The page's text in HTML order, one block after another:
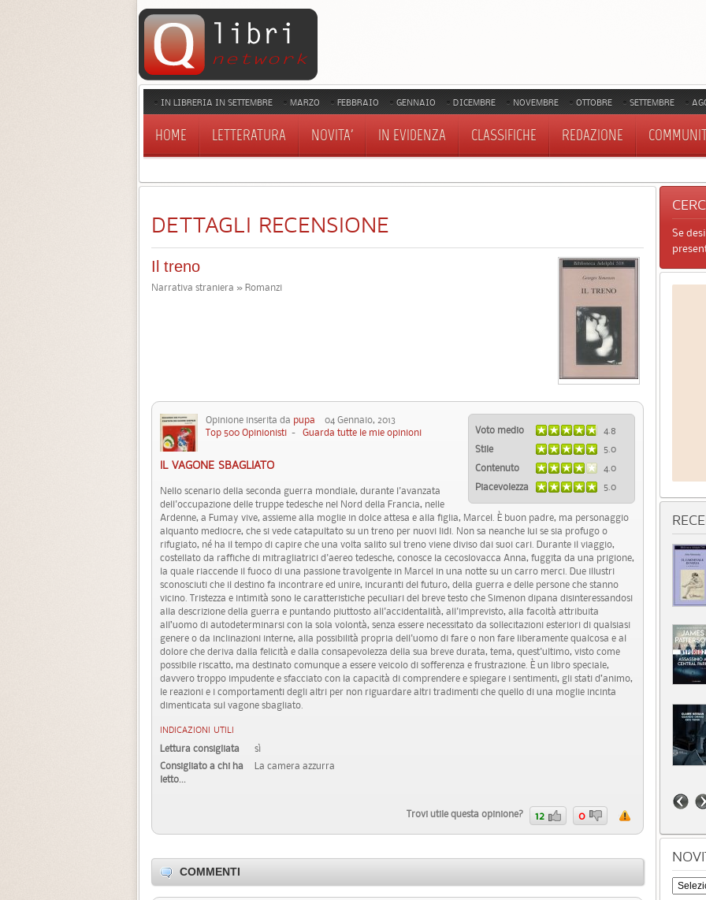
IN LIBRERIA IN SETTEMBRE MARZO FEBBRAIO GENNAIO DICEMBRE NOVEMBRE OTTOBRE SETTEMBRE
HOME LETTERATURA NOVITA' IN EVIDENZA CLASSIFICHE REDAZIONE
DETTAGLI RECENSIONE
Il treno
Narrativa straniera » Romanzi
Voto medio
4.8
Stile
5.0
Contenuto
4.0
Piacevolezza
5.0
Opinione inserita da pupa 04 Gennaio, 2013
Top 500 Opinionisti - Guarda tutte le mie opinioni
IL VAGONE SBAGLIATO
Nello scenario della seconda guerra mondiale, durante l'avanzata
dell'occupazione delle truppe tedesche nel Nord della Francia, nelle
Ardenne, a Fumay vive, assieme alla moglie in dolce attesa e alla figlia, Marcel. È buon padre, ma personaggio
alquanto mediocre, che si vede catapultato su un treno per nuovi lidi. Non sa neanche lui se sia profugo o
rifugiato, né ha il tempo di capire che una volta salito sul treno viene diviso dai suoi cari. Durante il viaggio,
costellato da raffiche di mitragliatrici d'aereo tedesche, conosce la cecoslovacca Anna, fuggita da una prigione,
la quale riaccende il fuoco di una passione travolgente in Marcel in una notte su un carro merci. Due illustri
sconosciuti che il destino fa incontrare ed unire, incuranti del futuro, della guerra e delle persone che stanno
vicino. Tristezza e intimità sono le caratteristiche peculiari del breve testo che Simenon dipana disinteressandosi
alla descrizione della guerra e puntando piuttosto all'accidentalità, all'imprevisto, alla facoltà attribuita
all’uomo di autodeterminarsi con la sola volontà, senza essere necessitato da sollecitazioni esteriori di qualsiasi
genere o da inclinazioni interne, alla possibilità propria dell'uomo di fare o non fare liberamente qualcosa e al
dolore che deriva dalla felicità e dalla consapevolezza della sua breve durata, tema, quest'ultimo, visto come
possibile riscatto, ma destinato comunque a essere veicolo di sofferenza e frustrazione. È un libro speciale,
davvero troppo impudente e sfacciato con la capacità di comprendere e spiegare i sentimenti, gli stati d’animo,
le reazioni e i comportamenti degli altri per non riguardare altri tradimenti che quello di una moglie incinta
dimenticata sul vagone sbagliato.
INDICAZIONI UTILI
Lettura consigliata
sì
Consigliato a chi ha
letto...
La camera azzurra
Trovi utile questa opinione? 12 0
COMMENTI
Se